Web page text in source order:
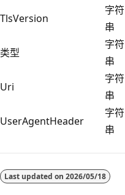
TlsVersion
字符
串
类型
字符
串
Uri
字符
串
UserAgentHeader
字符
串
Last updated on 2026/05/18